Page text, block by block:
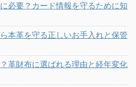
必要？カード情報を守るために知
本革を守る正しいお手入れと保管
革財布に選ばれる理由と経年変化